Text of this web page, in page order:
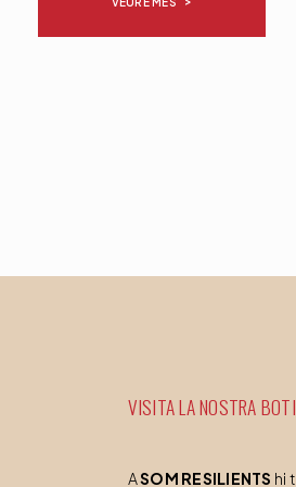
VISITA LA NOSTRA
ASOM RESILIENTS hi